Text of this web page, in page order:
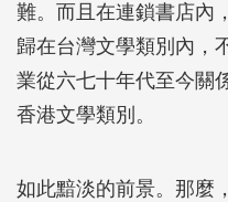
難。而且在連鎖書店內
歸在台灣文學類別內，
業從六七十年代至今關
香港文學類別。
如此黯淡的前景。那麼